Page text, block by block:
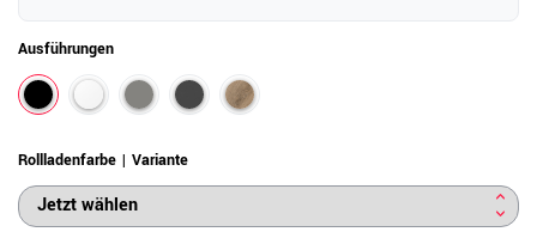
Ausführungen
Rollladenfarbe | Variante